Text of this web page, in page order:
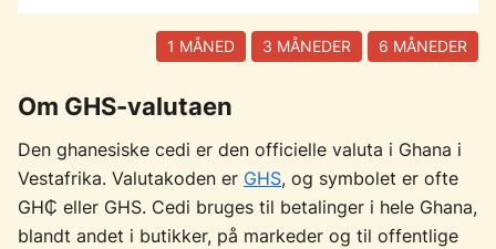
1 MÅNED 3 MÅNEDER 6 MÅNEDER
Om GHS-valutaen
Den ghanesiske cedi er den officielle valuta i Ghana i
Vestafrika. Valutakoden er GHS, og symbolet er ofte
GH₵ eller GHS. Cedi bruges til betalinger i hele Ghana,
blandt andet i butikker, på markeder og til offentlige